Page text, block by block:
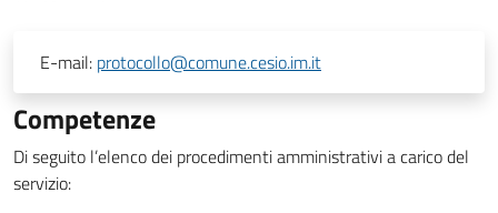
E-mail: protocollo@comune.cesio.im.it
Competenze
Di seguito l’elenco dei procedimenti amministrativi a carico del
servizio: